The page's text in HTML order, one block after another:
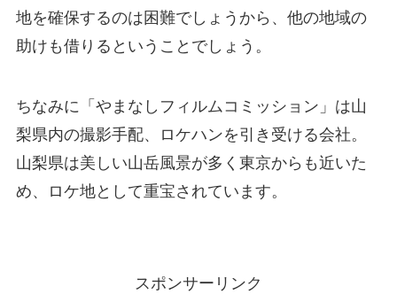
地を確保するのは困難でしょうから、他の地域の
助けも借りるということでしょう。
ちなみに「やまなしフィルムコミッション」は山
梨県内の撮影手配、ロケハンを引き受ける会社。
山梨県は美しい山岳風景が多く東京からも近いた
め、ロケ地として重宝されています。
スポンサーリンク